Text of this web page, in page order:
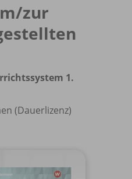
zur
1.
(Dauerlizenz)